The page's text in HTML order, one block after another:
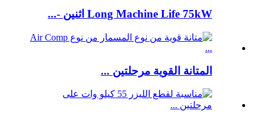
Long Machine Life 75kW اثنين -...
المتانة القوية مرحلتين ...